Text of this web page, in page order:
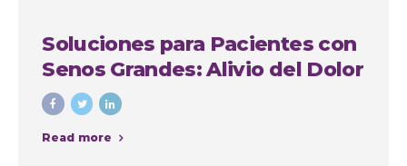
Soluciones para Pacientes con
Senos Grandes: Alivio del Dolor
de Espalda, Mejora de la
Comodidad y Recuperación de
la Autoestima
Read more